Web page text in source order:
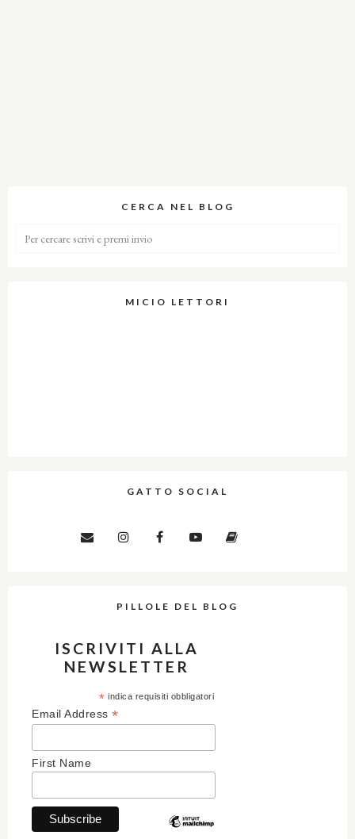
CERCA NEL BLOG
MICIO LETTORI
GATTO SOCIAL
PILLOLE DEL BLOG
ISCRIVITI ALLA
NEWSLETTER
* indica requisiti obbligatori
Email Address *
First Name